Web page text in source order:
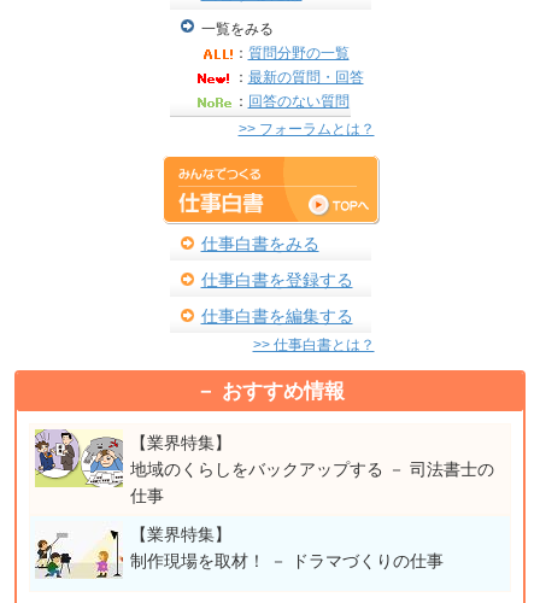
一覧をみる
： 質問分野の一覧
： 最新の質問・回答
： 回答のない質問
>> フォーラムとは？
仕事白書をみる
仕事白書を登録する
仕事白書を編集する
>> 仕事白書とは？
おすすめ情報
【業界特集】
地域のくらしをバックアップする － 司法書士の
仕事
【業界特集】
制作現場を取材！ － ドラマづくりの仕事